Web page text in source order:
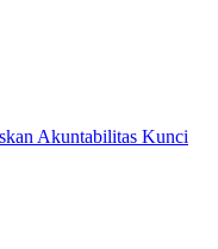
Akuntabilitas Kunci